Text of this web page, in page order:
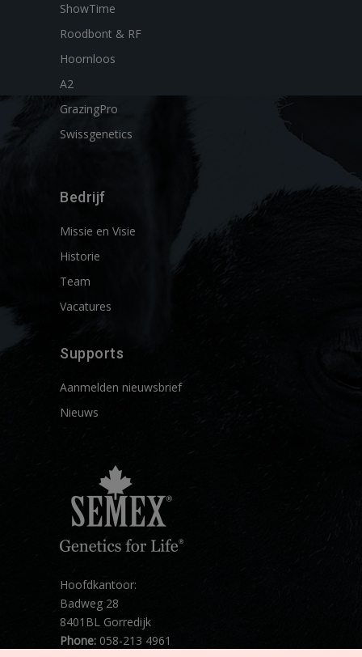
ShowTime
Roodbont & RF
Hoornloos
A2
GrazingPro
Swissgenetics
Bedrijf
Missie en Visie
Historie
Team
Vacatures
Supports
Aanmelden nieuwsbrief
Nieuws
Hoofdkantoor:
Badweg 28
8401BL Gorredijk
Phone: 058-213 4961